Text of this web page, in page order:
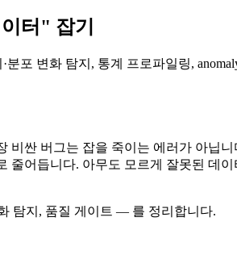
터" 잡기
포 변화 탐지, 통계 프로파일링,
비싼 버그는 잡을 죽이는 에러가 아닙니
어듭니다. 아무도 모르게 잘못된 데
탐지, 품질 게이트 — 를 정리합니다.